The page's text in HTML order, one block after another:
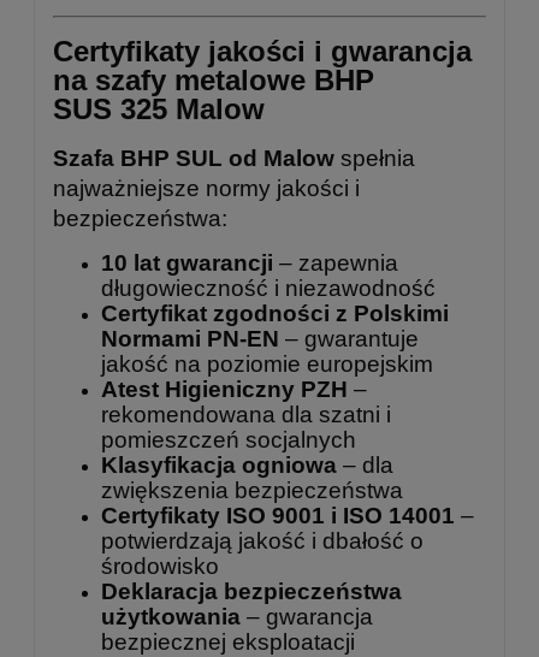
Certyfikaty jakości i gwarancja
na szafy metalowe BHP
SUS 325 Malow
Szafa BHP SUL od Malow spełnia
najważniejsze normy jakości i
bezpieczeństwa:
10 lat gwarancji – zapewnia
długowieczność i niezawodność
Certyfikat zgodności z Polskimi
Normami PN-EN – gwarantuje
jakość na poziomie europejskim
Atest Higieniczny PZH –
rekomendowana dla szatni i
pomieszczeń socjalnych
Klasyfikacja ogniowa – dla
zwiększenia bezpieczeństwa
Certyfikaty ISO 9001 i ISO 14001 –
potwierdzają jakość i dbałość o
środowisko
Deklaracja bezpieczeństwa
użytkowania – gwarancja
bezpiecznej eksploatacji